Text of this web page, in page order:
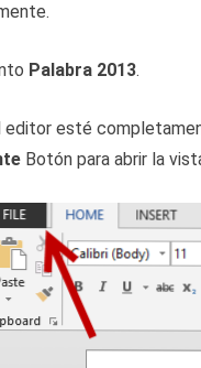
Palabra 2013.
editor esté
Botón para abrir la